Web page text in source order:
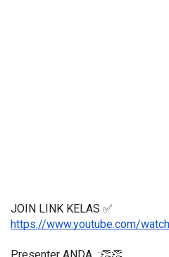
JOIN LINK KELAS ✅
https://www.youtube.com/